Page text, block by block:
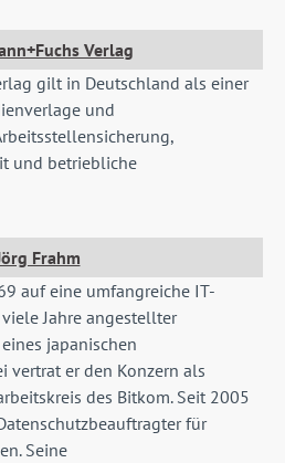
Verlag
gilt in Deutschland als einer
und
und betriebliche
Frahm
auf eine umfangreiche IT-
Jahre angestellter
japanischen
vertrat er den Konzern als
des Bitkom. Seit 2005
für
Seine